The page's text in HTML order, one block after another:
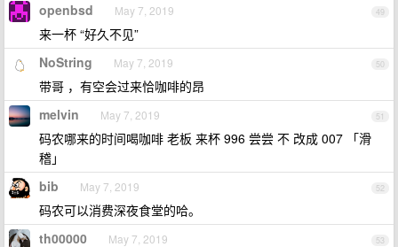
49
openbsd May 7, 2019
来一杯 “好久不见”
50
NoString May 7, 2019
带哥 ，有空会过来恰咖啡的昂
51
melvin May 7, 2019
码农哪来的时间喝咖啡 老板 来杯 996 尝尝 不 改成 007 「滑
稽」
52
bib May 7, 2019
码农可以消费深夜食堂的哈。
53
th00000 May 7, 2019